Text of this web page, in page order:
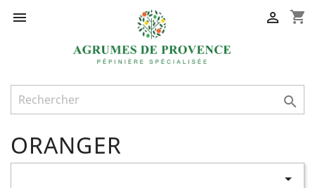
 shopping_cart


ORANGER
